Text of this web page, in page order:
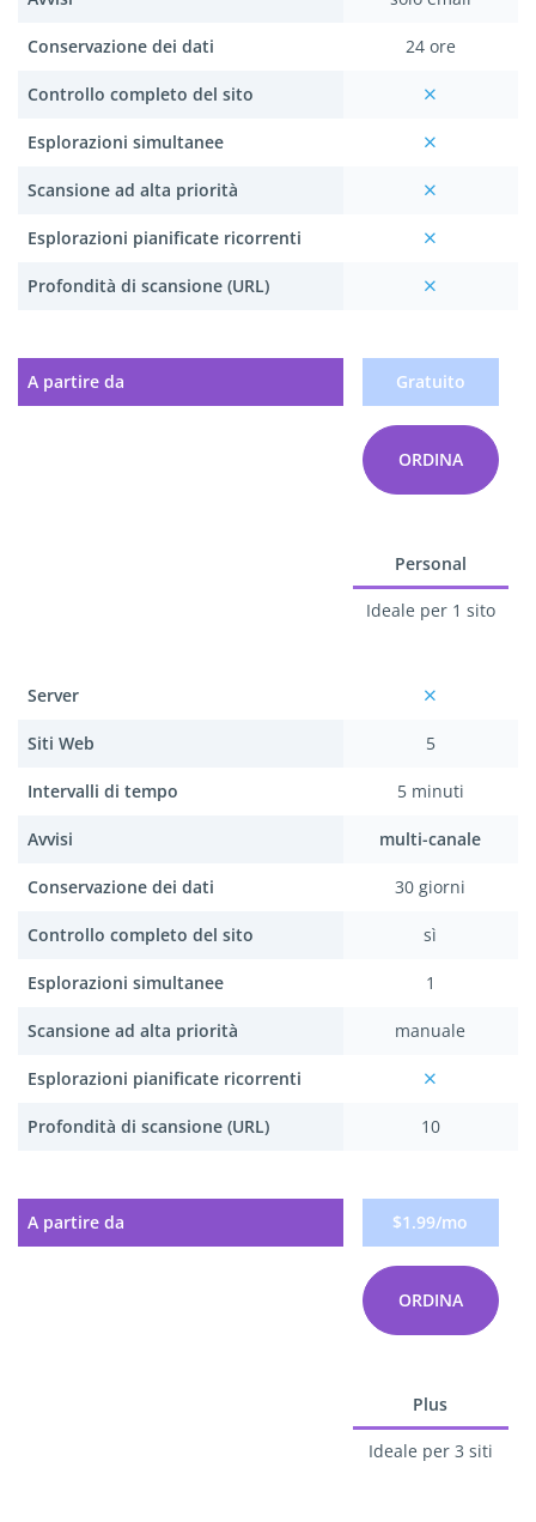
Conservazione dei dati
Controllo completo del sito
Esplorazioni simultanee
Scansione ad alta priorità
Esplorazioni pianificate ricorrenti
Profondità di scansione (URL)
A partire da
24 ore
Gratuito
ORDINA
Server
Siti Web
Intervalli di tempo
Avvisi
Conservazione dei dati
Controllo completo del sito
Esplorazioni simultanee
Scansione ad alta priorità
Esplorazioni pianificate ricorrenti
Profondità di scansione (URL)
A partire da
Personal
Ideale per 1 sito
5
5 minuti
multi-canale
30 giorni
sì
1
manuale
10
$1.99/mo
ORDINA
Plus
Ideale per 3 siti